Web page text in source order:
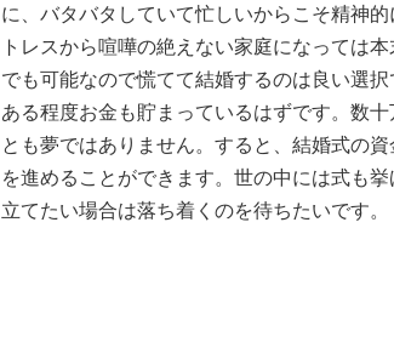
に、バタバタしていて忙しいからこそ精神
トレスから喧嘩の絶えない家庭になっては
でも可能なので慌てて結婚するのは良い選
ある程度お金も貯まっているはずです。数
とも夢ではありません。すると、結婚式の
を進めることができます。世の中には式も
立てたい場合は落ち着くのを待ちたいです。